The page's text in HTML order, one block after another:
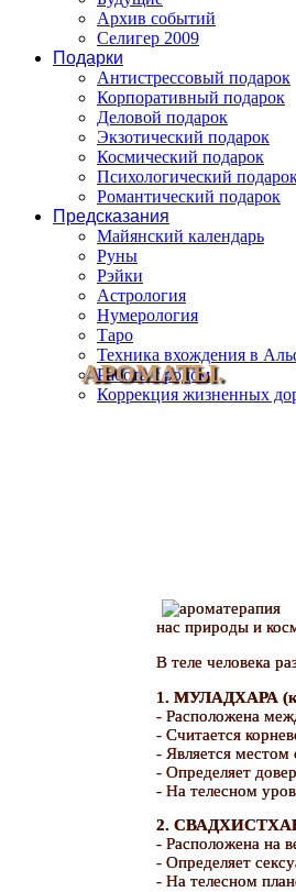
Архив событий
Селигер 2009
Подарки
Антистрессовый подарок
Корпоративный подарок
Деловой подарок
Экзотический подарок
Космический подарок
Психологический
Романтический подарок
Предсказания
Майянский календарь
Руны
Рэйки
Астрология
Нумерология
Таро
Техника вхождения в
Работа с родом
Коррекция жизненных
АРОМАТЫ.
нас природы и
В теле человека
1. МУЛАДХАРА
- Расположена
- Считается
- Является местом
- Определяет
- На телесном
2.
- Расположена на
- Определяет
- На телесном